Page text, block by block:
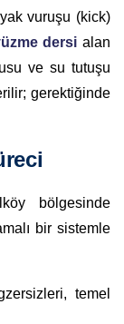
vuruşu (kick)
dersi alan
ve su tutuşu
gerektiğinde
bölgesinde
bir sistemle
temel